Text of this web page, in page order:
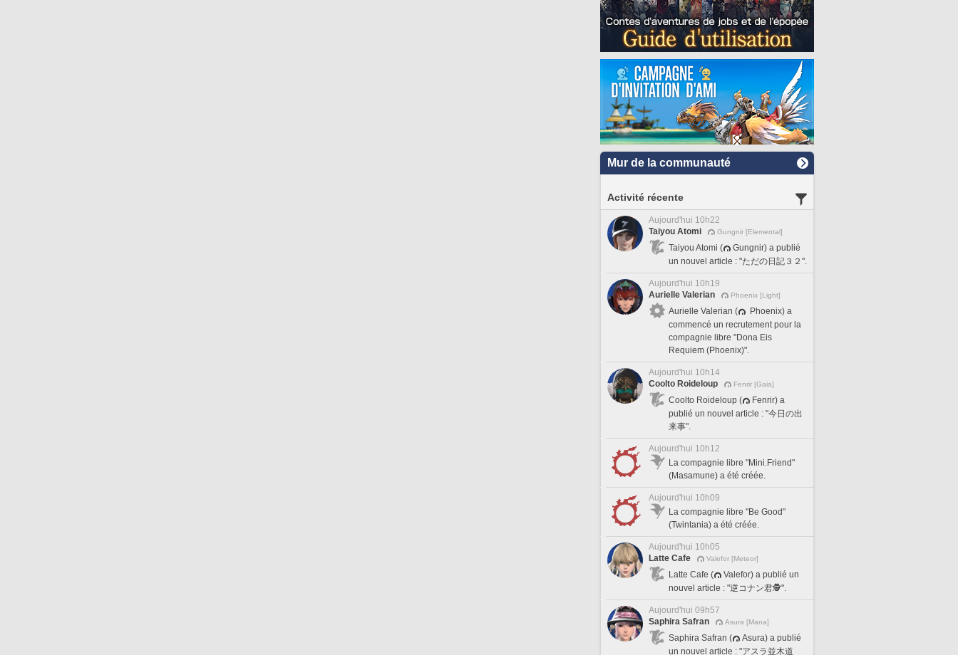
Mur de la communauté
Activité récente
Aujourd'hui 10h22
Taiyou Atomi
Gungnir [Elemental]
Taiyou Atomi (
Gungnir) a publié
un nouvel article : "ただの日記３２".
Aujourd'hui 10h19
Aurielle Valerian
Phoenix [Light]
Aurielle Valerian (
Phoenix) a
commencé un recrutement pour la
compagnie libre "Dona Eis
Requiem (Phoenix)".
Aujourd'hui 10h14
Coolto Roideloup
Fenrir [Gaia]
Coolto Roideloup (
Fenrir) a
publié un nouvel article : "今日の出
来事".
Aujourd'hui 10h12
La compagnie libre "Mini.Friend"
(Masamune) a été créée.
Aujourd'hui 10h09
La compagnie libre "Be Good"
(Twintania) a été créée.
Aujourd'hui 10h05
Latte Cafe
Valefor [Meteor]
Latte Cafe (
Valefor) a publié un
nouvel article : "逆コナン君🕵️".
Aujourd'hui 09h57
Saphira Safran
Asura [Mana]
Saphira Safran (
Asura) a publié
un nouvel article : "アスラ並木道